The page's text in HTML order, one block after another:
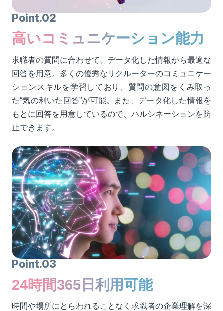
Point.02
高いコミュニケーション能力
求職者の質問に合わせて、データ化した情報から最適な
回答を用意。多くの優秀なリクルーターのコミュニケー
ションスキルを学習しており、質問の意図をくみ取っ
た“気の利いた回答”が可能。また、データ化した情報を
もとに回答を用意しているので、ハルシネーションを防
止できます。
Point.03
24時間365日利用可能
時間や場所にとらわれることなく求職者の企業理解を深